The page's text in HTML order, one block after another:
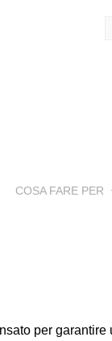
COSA FARE PER
per garantire